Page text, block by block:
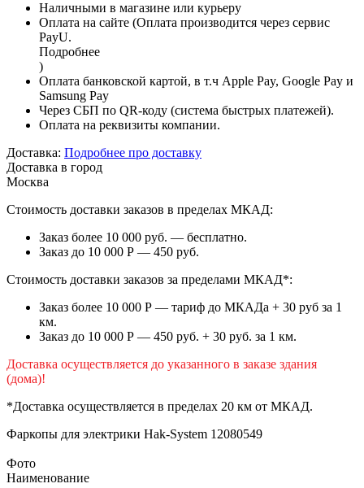
Наличными в магазине или курьеру
Оплата на сайте (Оплата производится через сервис
PayU.
Подробнее
)
Оплата банковской картой, в т.ч Apple Pay, Google Pay и
Samsung Pay
Через СБП по QR-коду (система быстрых платежей).
Оплата на реквизиты компании.
Доставка: Подробнее про доставку
Доставка в город
Москва
Стоимость доставки заказов в пределах МКАД:
Заказ более 10 000 руб. — бесплатно.
Заказ до 10 000 Р — 450 руб.
Стоимость доставки заказов за пределами МКАД*:
Заказ более 10 000 Р — тариф до МКАДа + 30 руб за 1
км.
Заказ до 10 000 Р — 450 руб. + 30 руб. за 1 км.
Доставка осуществляется до указанного в заказе здания
(дома)!
*Доставка осуществляется в пределах 20 км от МКАД.
Фаркопы для электрики Hak-System 12080549
Фото
Наименование